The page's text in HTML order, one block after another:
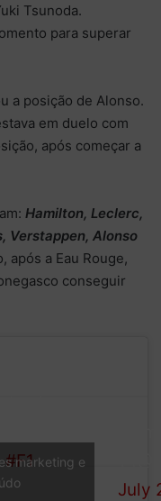
Tsunoda.
para superar
a posição de Alonso.
em duelo com
após começar a
Hamilton, Leclerc,
Verstappen, Alonso
após a Eau Rouge,
conseguir
#F1
July
marketing e